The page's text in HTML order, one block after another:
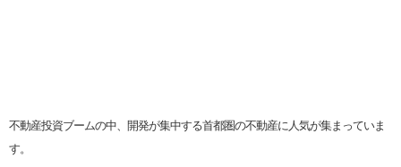
不動産投資ブームの中、開発が集中する首都圏の不動産に人気が集まっていま
す。